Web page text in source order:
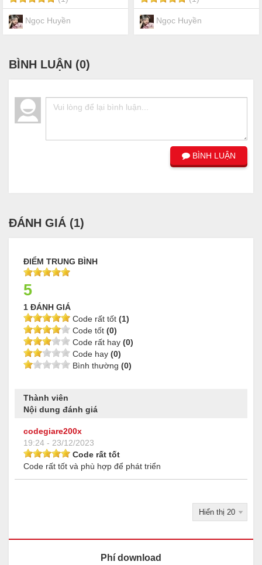
Ngọc Huyền Ngọc Huyền
BÌNH LUẬN (0)
BÌNH LUẬN
ĐÁNH GIÁ (1)
ĐIỂM TRUNG BÌNH
5
1 ĐÁNH GIÁ
Code rất tốt (1)
Code tốt (0)
Code rất hay (0)
Code hay (0)
Bình thường (0)
Thành viên
Nội dung đánh giá
codegiare200x
19:24 - 23/12/2023
Code rất tốt
Code rất tốt và phù hợp để phát triển
Phí download